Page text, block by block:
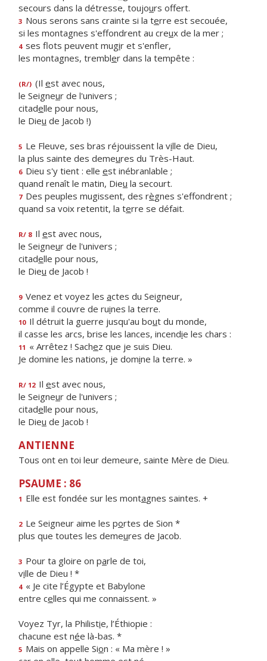
secours dans la détresse, toujours offert.
3 Nous serons sans crainte si la terre est secouée,
si les montagnes s'effondrent au creux de la mer ;
4 ses flots peuvent mugir et s'enfler,
les montagnes, trembler dans la tempête :
(R/) (Il est avec nous,
le Seigneur de l'univers ;
citadelle pour nous,
le Dieu de Jacob !)
5 Le Fleuve, ses bras réjouissent la ville de Dieu,
la plus sainte des demeures du Très-Haut.
6 Dieu s'y tient : elle est inébranlable ;
quand renaît le matin, Dieu la secourt.
7 Des peuples mugissent, des règnes s'effondrent ;
quand sa voix retentit, la terre se défait.
R/ 8 Il est avec nous,
le Seigneur de l'univers ;
citadelle pour nous,
le Dieu de Jacob !
9 Venez et voyez les actes du Seigneur,
comme il couvre de ruines la terre.
10 Il détruit la guerre jusqu'au bout du monde,
il casse les arcs, brise les lances, incendie les chars :
11 « Arrêtez ! Sachez que je suis Dieu.
Je domine les nations, je domine la terre. »
R/ 12 Il est avec nous,
le Seigneur de l'univers ;
citadelle pour nous,
le Dieu de Jacob !
ANTIENNE
Tous ont en toi leur demeure, sainte Mère de Dieu.
PSAUME : 86
1 Elle est fondée sur les montagnes saintes. +
2 Le Seigneur aime les portes de Sion *
plus que toutes les demeures de Jacob.
3 Pour ta gloire on parle de toi,
ville de Dieu ! *
4 « Je cite l’Égypte et Babylone
entre celles qui me connaissent. »
Voyez Tyr, la Philistie, l’Éthiopie :
chacune est née là-bas. *
5 Mais on appelle Sion : « Ma mère ! »